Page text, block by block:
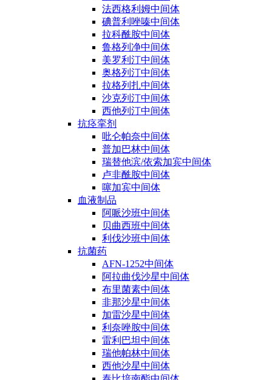
法西格利姆中间体
碘普利唑嗪中间体
拉科酰胺中间体
鲁格列净中间体
美罗利汀中间体
奥格列汀中间体
拉格列扎中间体
沙克列汀中间体
西他列汀中间体
抗痉挛剂
吡仑帕奈中间体
普加巴林中间体
瑞替他滨/依索加宾中间体
卢非酰胺中间体
噻加宾中间体
血液制品
阿哌沙班中间体
贝曲西班中间体
利伐沙班中间体
抗菌药
AFN-1252中间体
阿拉曲伐沙星中间体
布里菌素中间体
非那沙星中间体
加雷沙星中间体
利奈唑胺中间体
雷利巴坦中间体
瑞他帕林中间体
西他沙星中间体